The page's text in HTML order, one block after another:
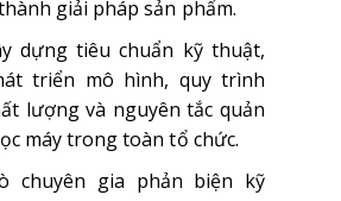
giải pháp sản phẩm.
dựng tiêu chuẩn kỹ thuật,
triển mô hình, quy trình
lượng và nguyên tắc quản
máy trong toàn tổ chức.
chuyên gia phản biện kỹ